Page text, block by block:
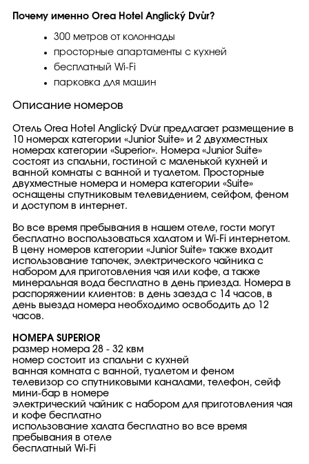
Почему именно Orea Hotel Anglický Dvůr?
300 метров от колоннады
просторные апартаменты с кухней
бесплатный Wi-Fi
парковка для машин
Описание номеров
Отель Orea Hotel Anglický Dvůr предлагает размещение в
10 номерах категории «Junior Suite» и 2 двухместных
номерах категории «Superior». Номера «Junior Suite»
состоят из спальни, гостиной с маленькой кухней и
ванной комнаты с ванной и туалетом. Просторные
двухместные номера и номера категории «Suite»
оснащены спутниковым телевидением, сейфом, феном
и доступом в интернет.
Во все время пребывания в нашем отеле, гости могут
бесплатно воспользоваться халатом и Wi-Fi интернетом.
В цену номеров категории «Junior Suite» также входит
использование тапочек, электрического чайника с
набором для приготовления чая или кофе, а также
минеральная вода бесплатно в день приезда. Номера в
распоряжении клиентов: в день заезда с 14 часов, в
день выезда номера необходимо освободить до 12
часов.
НОМЕРА SUPERIOR
размер номера 28 - 32 квм
номер состоит из спальни с кухней
ванная комната с ванной, туалетом и феном
телевизор со спутниковыми каналами, телефон, сейф
мини-бар в номере
электрический чайник с набором для приготовления чая
и кофе бесплатно
использование халата бесплатно во все время
пребывания в отеле
бесплатный Wi-Fi